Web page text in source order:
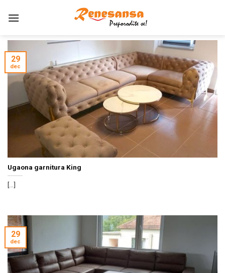
Ugaona garnitura King
[...]
29
dec
29
dec